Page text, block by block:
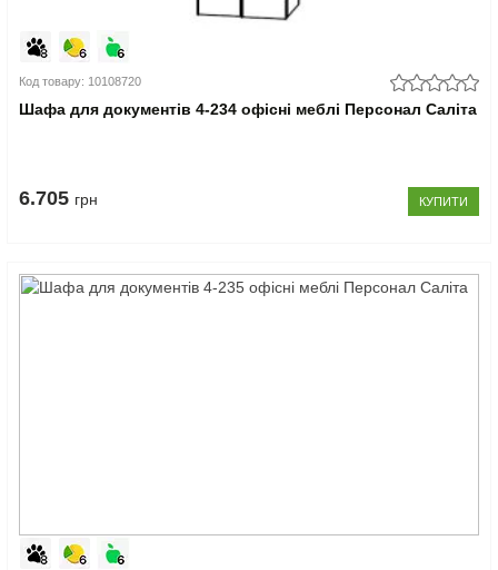
Код товару: 10108720
Шафа для документів 4-234 офісні меблі Персонал Саліта
6.705 грн КУПИТИ